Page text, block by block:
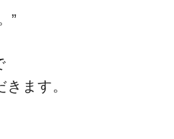
”
ます。